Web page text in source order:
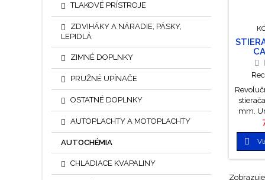
TLAKOVÉ PRÍSTROJE
ZDVIHÁKY A NÁRADIE, PÁSKY,
LEPIDLÁ
ZIMNÉ DOPLNKY
PRUŽNÉ UPÍNAČE
OSTATNÉ DOPLNKY
AUTOPLACHTY A MOTOPLACHTY
AUTOCHÉMIA
CHLADIACE KVAPALINY
mm.
vďaka
